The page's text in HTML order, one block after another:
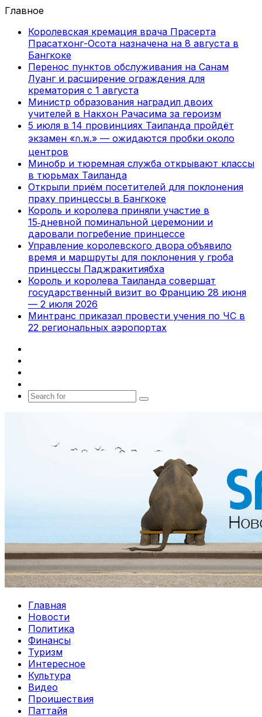
Главное
Королевская кремация врача Прасерта
Прасатхонг-Осота назначена на 8 августа в
Бангкоке
Перенос пунктов обслуживания на Санам
Луанг и расширение ограждения для
крематория с 1 августа
Министр образования наградил двоих
учителей в Накхон Рачасима за героизм
5 июля в 14 провинциях Таиланда пройдёт
экзамен «ก.พ.» — ожидаются пробки около
центров
Минобр и тюремная служба открывают классы
в тюрьмах Таиланда
Открыли приём посетителей для поклонения
праху принцессы в Бангкоке
Король и королева приняли участие в
15‑дневной поминальной церемонии и
даровали погребение принцессе
Управление королевского двора объявило
время и маршруты для поклонения у гроба
принцессы Паджракитиябха
Король и королева Таиланда совершат
государственный визит во Францию 28 июня
— 2 июля 2026
Минтранс приказал провести учения по ЧС в
22 региональных аэропортах
Search
Главная
Новости
Политика
Финансы
Туризм
Интересное
Культура
Видео
Проишествия
Паттайя